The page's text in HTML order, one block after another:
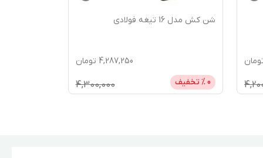
شن کش مدل 16 تیغه فولادی
4,287,250 تومان
0% تخفیف 4,300,000